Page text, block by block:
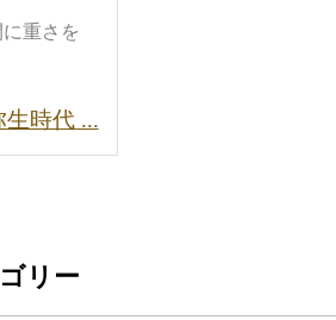
重さを
時代 ...
リー